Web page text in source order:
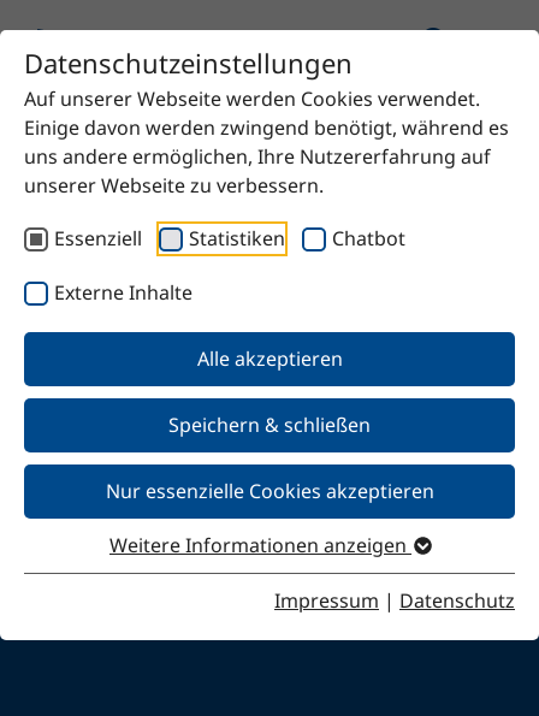
Datenschutzeinstellungen
Auf unserer Webseite werden Cookies verwendet.
Einige davon werden zwingend benötigt, während es
uns andere ermöglichen, Ihre Nutzererfahrung auf
unserer Webseite zu verbessern.
Essenziell
Statistiken Chatbot
Externe Inhalte
Alle akzeptieren
Speichern & schließen
Nur essenzielle Cookies akzeptieren
Weitere Informationen anzeigen
Impressum | Datenschutz
Downloads
Hier finden Sie alle Unterlagen und Zertifikate, die für
haben, erreichen Sie uns jederzeit über unser
Kontaktformular